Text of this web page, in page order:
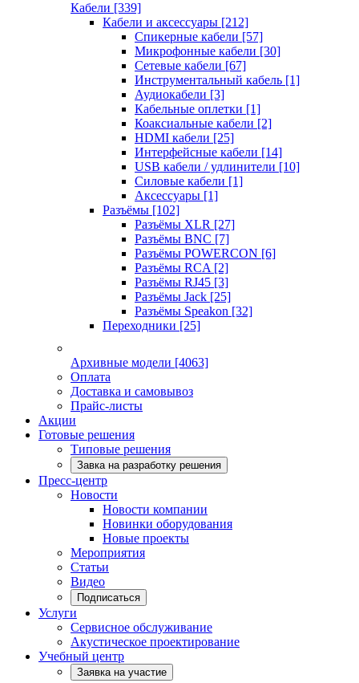
Кабели [339]
Кабели и аксессуары [212]
Спикерные кабели [57]
Микрофонные кабели [30]
Сетевые кабели [67]
Инструментальный кабель [1]
Аудиокабели [3]
Кабельные оплетки [1]
Коаксиальные кабели [2]
HDMI кабели [25]
Интерфейсные кабели [14]
USB кабели / удлинители [10]
Силовые кабели [1]
Аксессуары [1]
Разъёмы [102]
Разъёмы XLR [27]
Разъёмы BNC [7]
Разъёмы POWERCON [6]
Разъёмы RCA [2]
Разъёмы RJ45 [3]
Разъёмы Jack [25]
Разъёмы Speakon [32]
Переходники [25]
Архивные модели [4063]
Оплата
Доставка и самовывоз
Прайс-листы
Акции
Готовые решения
Типовые решения
Завка на разработку решения
Пресс-центр
Новости
Новости компании
Новинки оборудования
Новые проекты
Мероприятия
Статьи
Видео
Подписаться
Услуги
Сервисное обслуживание
Акустическое проектирование
Учебный центр
Заявка на участие